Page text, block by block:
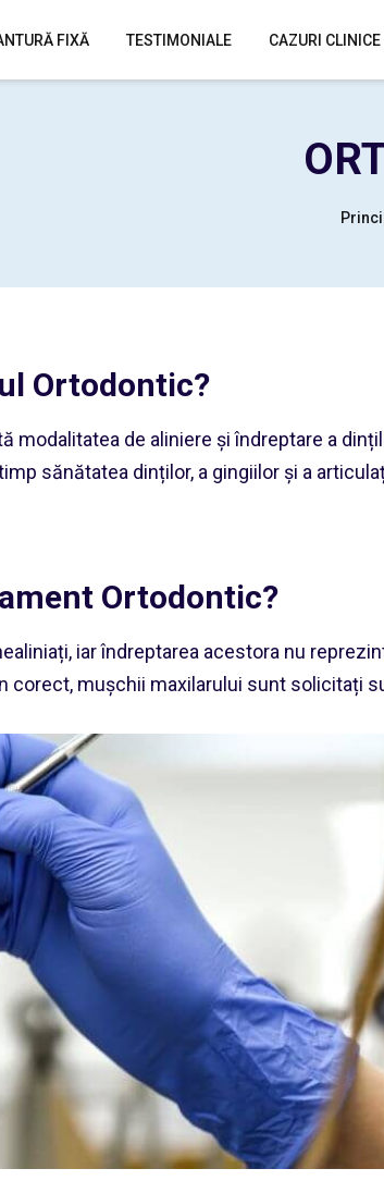
FIXĂ TESTIMONIALE CAZURI CLINICE
Ortodontic?
modalitatea de aliniere și îndreptare a
sănătatea dinților, a gingiilor și a
Ortodontic?
iar îndreptarea acestora nu
corect, mușchii maxilarului sunt solicitați